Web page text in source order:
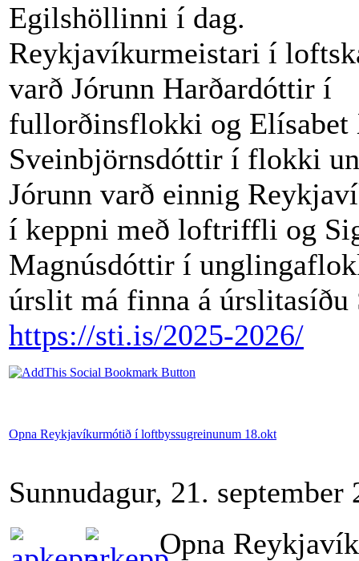
Egilshöllinni í dag.
Reykjavíkurmeistari í
varð Jórunn Harðardóttir í
fullorðinsflokki og Elísabet
Sveinbjörnsdóttir í flokki
Jórunn varð einnig
í keppni með loftriffli og
Magnúsdóttir í
úrslit má finna á úrslitasíðu
https://sti.is/2025-2026/
Opna Reykjavíkurmótið í loftbyssugreinunum 18.okt
Sunnudagur, 21. september
Opna